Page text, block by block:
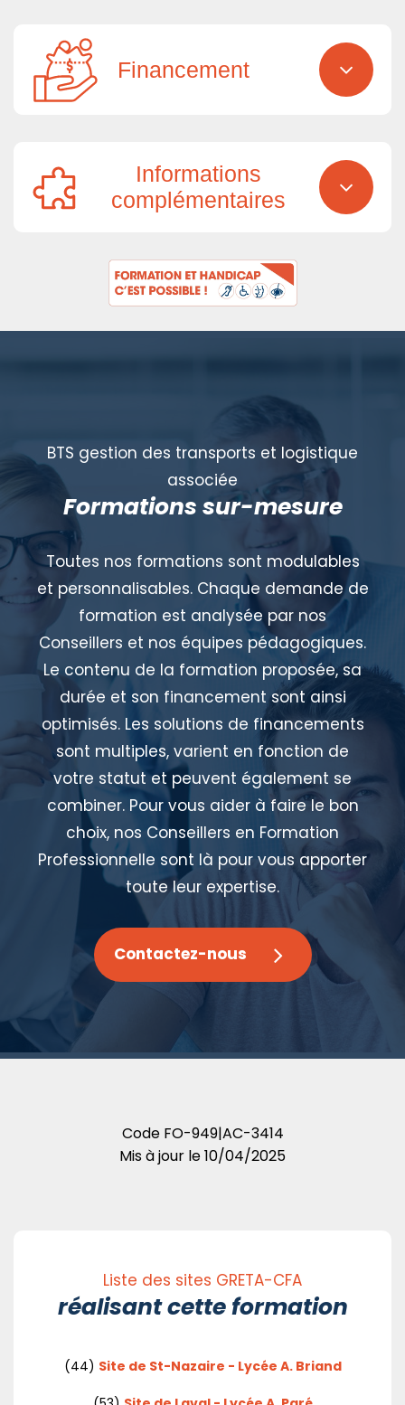
Financement
Informations
complémentaires
BTS gestion des transports et logistique
associée
Formations sur-mesure
Toutes nos formations sont modulables
et personnalisables. Chaque demande de
formation est analysée par nos
Conseillers et nos équipes pédagogiques.
Le contenu de la formation proposée, sa
durée et son financement sont ainsi
optimisés. Les solutions de financements
sont multiples, varient en fonction de
votre statut et peuvent également se
combiner. Pour vous aider à faire le bon
choix, nos Conseillers en Formation
Professionnelle sont là pour vous apporter
toute leur expertise.
Contactez-nous
Code FO-949|AC-3414
Mis à jour le10/04/2025
Liste des sites GRETA-CFA
réalisant cette formation
(44) Site de St-Nazaire - Lycée A. Briand